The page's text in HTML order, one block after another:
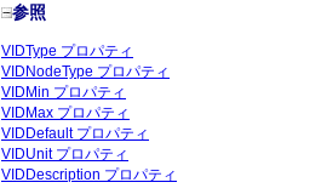
参照
VIDType プロパティ
VIDNodeType プロパティ
VIDMin プロパティ
VIDMax プロパティ
VIDDefault プロパティ
VIDUnit プロパティ
VIDDescription プロパティ